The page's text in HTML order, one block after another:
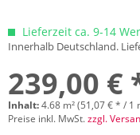
Lieferzeit ca. 9-14
Innerhalb Deutschland.
239,00 €
Inhalt:4.68 m² (51,07 € * / 1
Preise inkl. MwSt.zzgl.